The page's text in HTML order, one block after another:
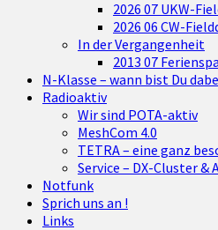
2026 07 UKW-
2026 06 CW-
In der Vergangenheit
2013 07
N-Klasse – wann bist Du
Radioaktiv
Wir sind POTA-aktiv
MeshCom 4.0
TETRA – eine ganz
Service – DX-Cluster
Notfunk
Sprich uns an !
Links